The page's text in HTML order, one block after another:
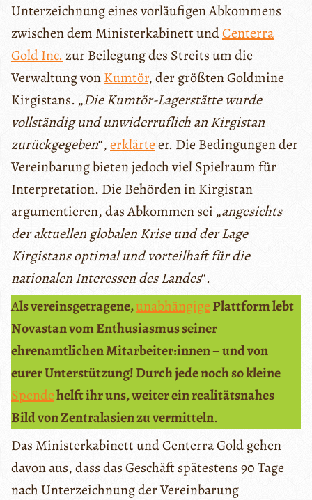
Unterzeichnung eines vorläufigen Abkommens
zwischen dem Ministerkabinett undCenterra
Gold Inc.zur Beilegung des Streits um die
Verwaltung vonKumtör, der größten Goldmine
Kirgistans. „Die Kumtör-Lagerstätte wurde
vollständig und unwiderruflich an Kirgistan
zurückgegeben“,erklärteer. Die Bedingungen der
Vereinbarung bieten jedoch viel Spielraum für
Interpretation. Die Behörden in Kirgistan
argumentieren, das Abkommen sei „angesichts
der aktuellen globalen Krise und der Lage
Kirgistans optimal und vorteilhaft für die
nationalen Interessen des Landes“.
Als vereinsgetragene,unabhängigePlattform lebt
Novastan vom Enthusiasmus seiner
ehrenamtlichen Mitarbeiter:innen – und von
eurer Unterstützung! Durch jede noch so kleine
Spendehelft ihr uns, weiter ein realitätsnahes
Bild von Zentralasien zu vermitteln.
Das Ministerkabinett und Centerra Gold gehen
davon aus, dass das Geschäft spätestens 90 Tage
nach Unterzeichnung der Vereinbarung